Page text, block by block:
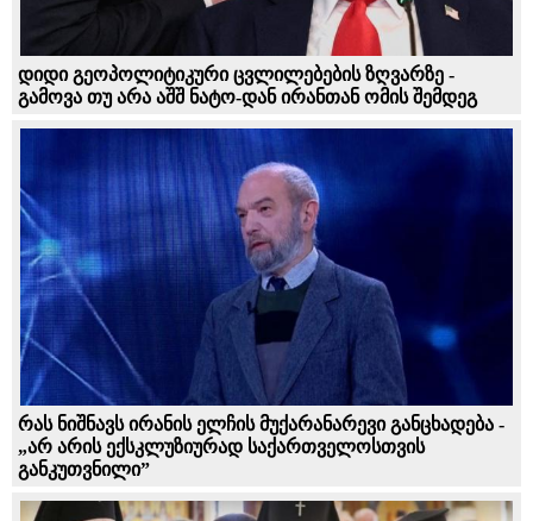
დიდი გეოპოლიტიკური ცვლილებების ზღვარზე -
გამოვა თუ არა აშშ ნატო-დან ირანთან ომის შემდეგ
რას ნიშნავს ირანის ელჩის მუქარანარევი განცხადება -
„არ არის ექსკლუზიურად საქართველოსთვის
განკუთვნილი”